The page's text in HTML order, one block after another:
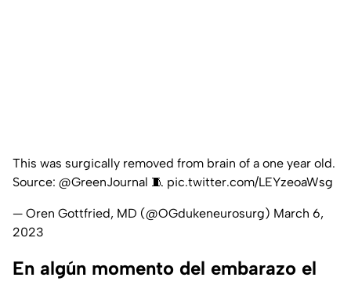
This was surgically removed from brain of a one year old.
Source: ⁦ @GreenJournal ⁩ 🧵 pic.twitter.com/LEYzeoaWsg
— Oren Gottfried, MD (@OGdukeneurosurg) March 6,
2023
En algún momento del embarazo el